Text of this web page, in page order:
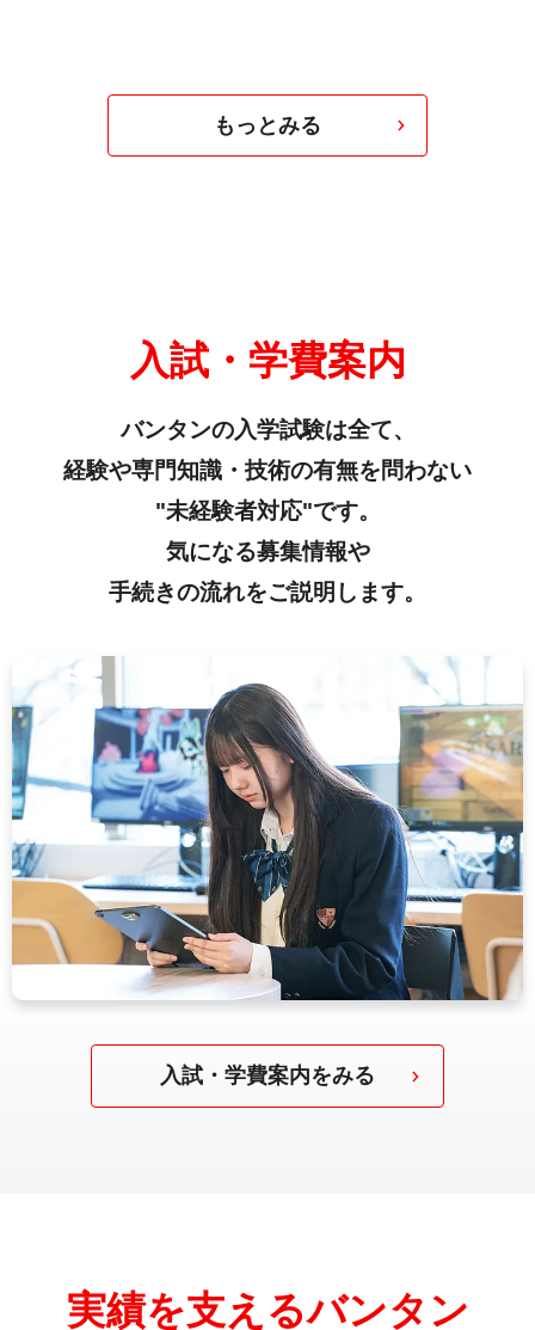
もっとみる
入試・学費案内
バンタンの入学試験は全て、
経験や専門知識・技術の有無を問わない
"未経験者対応"です。
気になる募集情報や
手続きの流れをご説明します。
入試・学費案内をみる
実績を支えるバンタン